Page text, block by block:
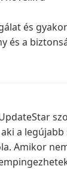
és
és a
a
Amikor